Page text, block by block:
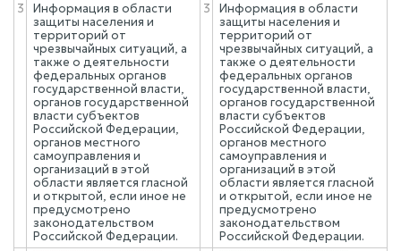
3
Информация в области
защиты населения и
территорий от
чрезвычайных ситуаций, а
также о деятельности
федеральных органов
государственной власти,
органов государственной
власти субъектов
Российской Федерации,
органов местного
самоуправления и
организаций в этой
области является гласной
и открытой, если иное не
предусмотрено
законодательством
Российской Федерации.
3
Информация в области
защиты населения и
территорий от
чрезвычайных ситуаций, а
также о деятельности
федеральных органов
государственной власти,
органов государственной
власти субъектов
Российской Федерации,
органов местного
самоуправления и
организаций в этой
области является гласной
и открытой, если иное не
предусмотрено
законодательством
Российской Федерации.